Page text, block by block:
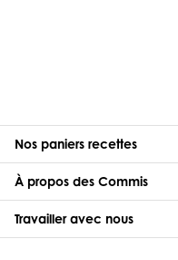
Nos paniers recettes
À propos des Commis
Travailler avec nous